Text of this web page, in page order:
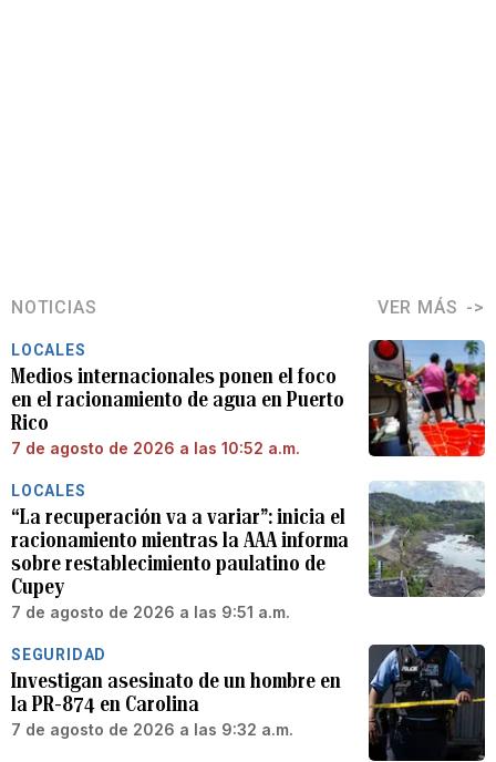
NOTICIAS VER MÁS
LOCALES
Medios internacionales ponen el foco
en el racionamiento de agua en Puerto
Rico
7 de agosto de 2026 a las 10:52 a.m.
LOCALES
“La recuperación va a variar”: inicia el
racionamiento mientras la AAA informa
sobre restablecimiento paulatino de
Cupey
7 de agosto de 2026 a las 9:51 a.m.
SEGURIDAD
Investigan asesinato de un hombre en
la PR-874 en Carolina
7 de agosto de 2026 a las 9:32 a.m.